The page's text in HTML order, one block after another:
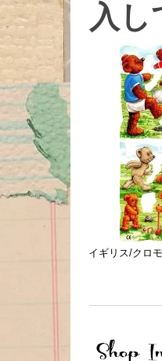
入し
イギリス/クロ